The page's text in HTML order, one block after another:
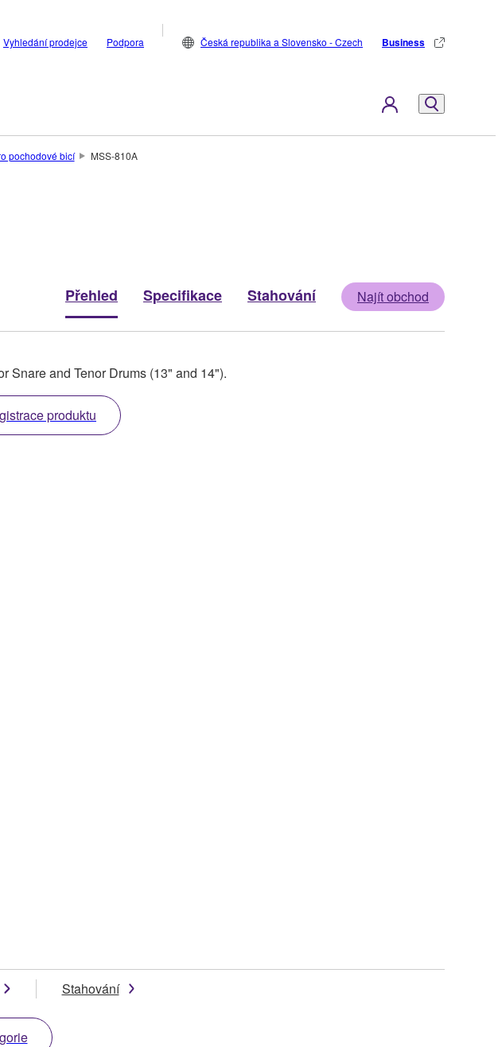
Vyhledání prodejce Podpora Česká republika a Slovensko - Czech Business
pochodové bicí MSS-810A
Přehled Specifikace Stahování Najít obchod
Snare and Tenor Drums (13" and 14").
produktu
Stahování